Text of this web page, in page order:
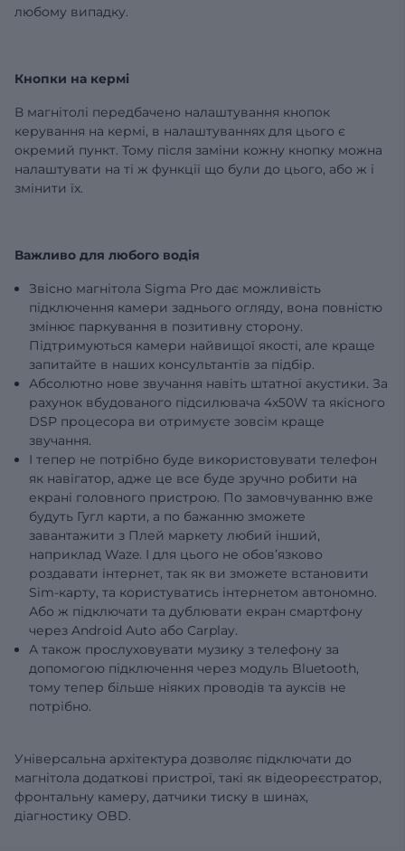
любому випадку.
Кнопки на кермі
В магнітолі передбачено налаштування кнопок
керування на кермі, в налаштуваннях для цього є
окремий пункт. Тому після заміни кожну кнопку можна
налаштувати на ті ж функції що були до цього, або ж і
змінити їх.
Важливо для любого водія
Звісно магнітола Sigma Pro дає можливість
підключення камери заднього огляду, вона повністю
змінює паркування в позитивну сторону.
Підтримуються камери найвищої якості, але краще
запитайте в наших консультантів за підбір.
Абсолютно нове звучання навіть штатної акустики. За
рахунок вбудованого підсилювача 4x50W та якісного
DSP процесора ви отримуєте зовсім краще
звучання.
І тепер не потрібно буде використовувати телефон
як навігатор, адже це все буде зручно робити на
екрані головного пристрою. По замовчуванню вже
будуть Гугл карти, а по бажанню зможете
завантажити з Плей маркету любий інший,
наприклад Waze. І для цього не обовʼязково
роздавати інтернет, так як ви зможете встановити
Sim-карту, та користуватись інтернетом автономно.
Або ж підключати та дублювати екран смартфону
через Android Auto або Carplay.
А також прослуховувати музику з телефону за
допомогою підключення через модуль Bluetooth,
тому тепер більше ніяких проводів та ауксів не
потрібно.
Універсальна архітектура дозволяє підключати до
магнітола додаткові пристрої, такі як відеореєстратор,
фронтальну камеру, датчики тиску в шинах,
діагностику OBD.